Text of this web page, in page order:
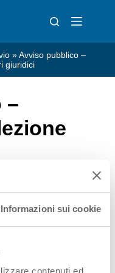
Informazioni sui cookie
contenuti ed
»Avviso pubblico –
giuridici
–